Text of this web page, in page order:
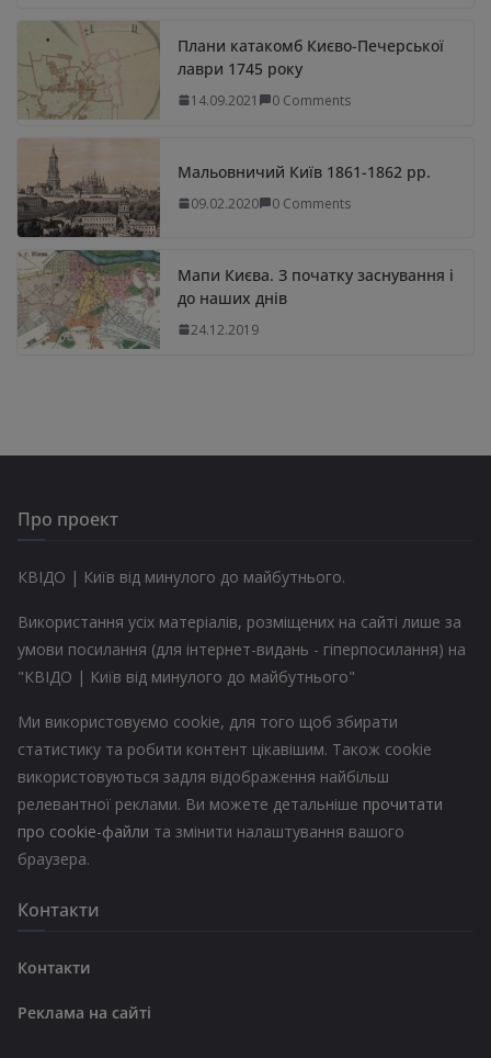
Плани катакомб Києво-Печерської
лаври 1745 року
14.09.2021 0 Comments
Мальовничий Київ 1861-1862 рр.
09.02.2020 0 Comments
Мапи Києва. З початку заснування і
до наших днів
24.12.2019
Про проект
КВІДО | Київ від минулого до майбутнього.
Використання усіх матеріалів, розміщених на сайті лише за
умови посилання (для інтернет-видань - гіперпосилання) на
"КВІДО | Київ від минулого до майбутнього"
Ми використовуємо cookie, для того щоб збирати
статистику та робити контент цікавішим. Також cookie
використовуються задля відображення найбільш
релевантної реклами. Ви можете детальніше прочитати
про cookie-файли та змінити налаштування вашого
браузера.
Контакти
Контакти
Реклама на сайті